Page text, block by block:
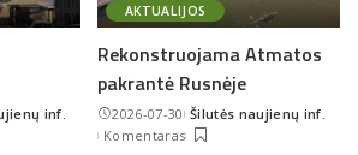
inf.
AKTUALIJOS
Rekonstruojama Atmatos
pakrantė Rusnėje
2026-07-30Posted
by
Šilutės naujienų inf.
Komentaras